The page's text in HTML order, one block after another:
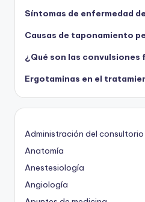
Síntomas de enfermedad
Causas de taponamiento
¿Qué son las convulsiones
Ergotaminas en el
Administración del consultorio
Anatomía
Anestesiología
Angiología